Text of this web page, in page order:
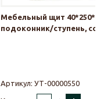
Мебельный щит
подоконник/ступень,
Артикул: УТ-00000550